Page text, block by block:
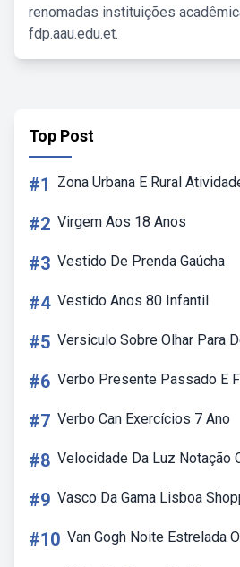
renomadas instituições
fdp.aau.edu.et.
Top Post
#1 Zona Urbana E Rural
#2 Virgem Aos 18 Anos
#3 Vestido De Prenda Gaúcha
#4 Vestido Anos 80 Infantil
#5 Versiculo Sobre Olhar Para
#6 Verbo Presente Passado E
#7 Verbo Can Exercícios 7 Ano
#8 Velocidade Da Luz Notação
#9 Vasco Da Gama Lisboa
#10 Van Gogh Noite Estrelada